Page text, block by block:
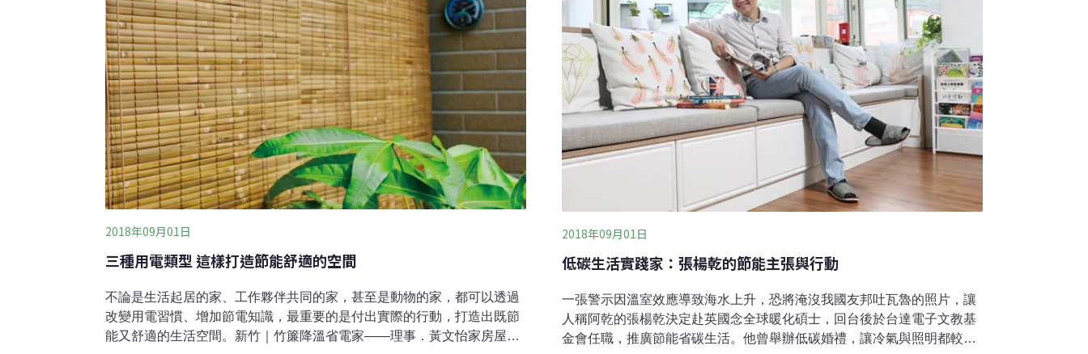
水通，於1959年在園子裡的空地種
的效果，一公頃夏季休耕時蓄水的水田
2018年09月01日
三種用電類型 這樣打造節能舒適的空間
不論是生活起居的家、工作夥伴共同的家，甚至是動物的家，都可以透過
改變用電習慣、增加節電知識，最重要的是付出實際的行動，打造出既節
能又舒適的生活空間。新竹｜竹簾降溫省電家——理事．黃文怡家房屋型
2018年09月01日
低碳生活實踐家：張楊乾的節能主張與行動
一張警示因溫室效應導致海水上升，恐將淹沒我國友邦吐瓦魯的照片，讓
人稱阿乾的張楊乾決定赴英國念全球暖化碩士，回台後於台達電子文教基
金會任職，推廣節能省碳生活。他曾舉辦低碳婚禮，讓冷氣與照明都較其